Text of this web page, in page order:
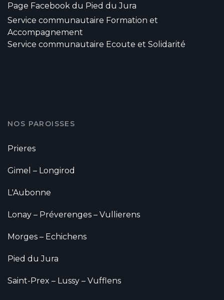
Page Facebook du Pied du Jura
Service communautaire Formation et
Accompagnement
Service communautaire Ecoute et Solidarité
NOS PAROISSES
Prieres
Gimel – Longirod
L'Aubonne
Lonay – Préverenges – Vullierens
Morges – Echichens
Pied du Jura
Saint-Prex – Lussy – Vufflens